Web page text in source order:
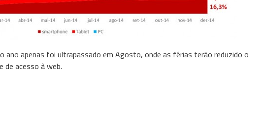
ano apenas foi ultrapassado em Agosto, onde as férias terão reduzido o
acesso à web.